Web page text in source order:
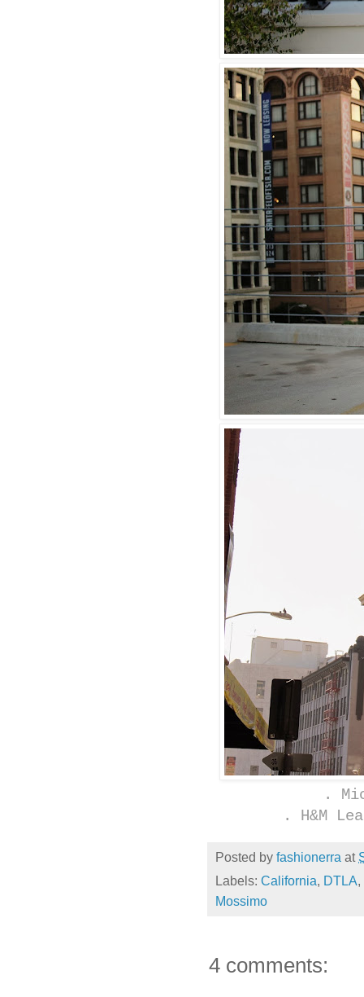
.
. H&M
Posted by fashionerra at
Labels: California, DTLA,
Mossimo
4 comments: